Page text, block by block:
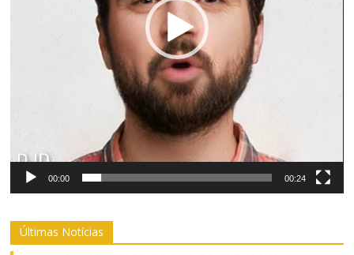
00:00 00:24
Últimas Notícias